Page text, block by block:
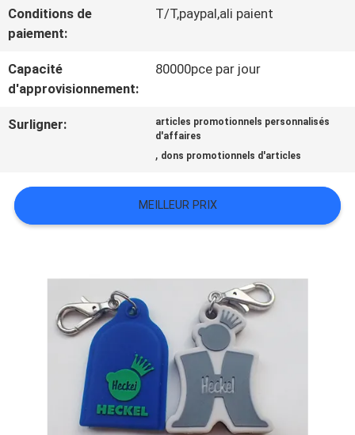
CONTACT
NOUVELLES
TOUS
CAS
SHOW
PLAN
Conditions de
paiement:
T/T,paypal,ali paient
Capacité
d'approvisionnement:
80000pce par jour
Surligner:
articles promotionnels personnalisés
d'affaires
, dons promotionnels d'articles
MEILLEUR PRIX